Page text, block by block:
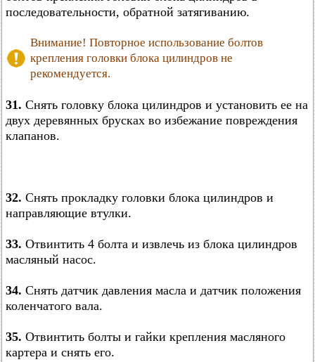
последовательности, обратной затягиванию.
Внимание! Повторное использование болтов
крепления головки блока цилиндров не
рекомендуется.
31. Снять головку блока цилиндров и установить ее на
двух деревянных брусках во избежание повреждения
клапанов.
32. Снять прокладку головки блока цилиндров и
направляющие втулки.
33. Отвинтить 4 болта и извлечь из блока цилиндров
масляный насос.
34. Снять датчик давления масла и датчик положения
коленчатого вала.
35. Отвинтить болты и гайки крепления масляного
картера и снять его.